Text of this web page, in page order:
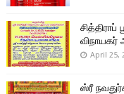
April 25,
ஸ்ரீ